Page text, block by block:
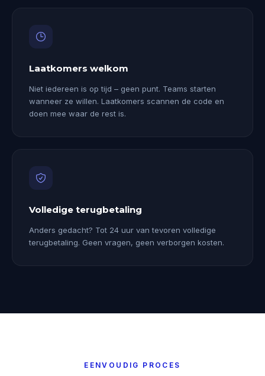
Laatkomers welkom
Niet iedereen is op tijd – geen punt. Teams starten
wanneer ze willen. Laatkomers scannen de code en
doen mee waar de rest is.
Volledige terugbetaling
Anders gedacht? Tot 24 uur van tevoren volledige
terugbetaling. Geen vragen, geen verborgen kosten.
EENVOUDIG PROCES